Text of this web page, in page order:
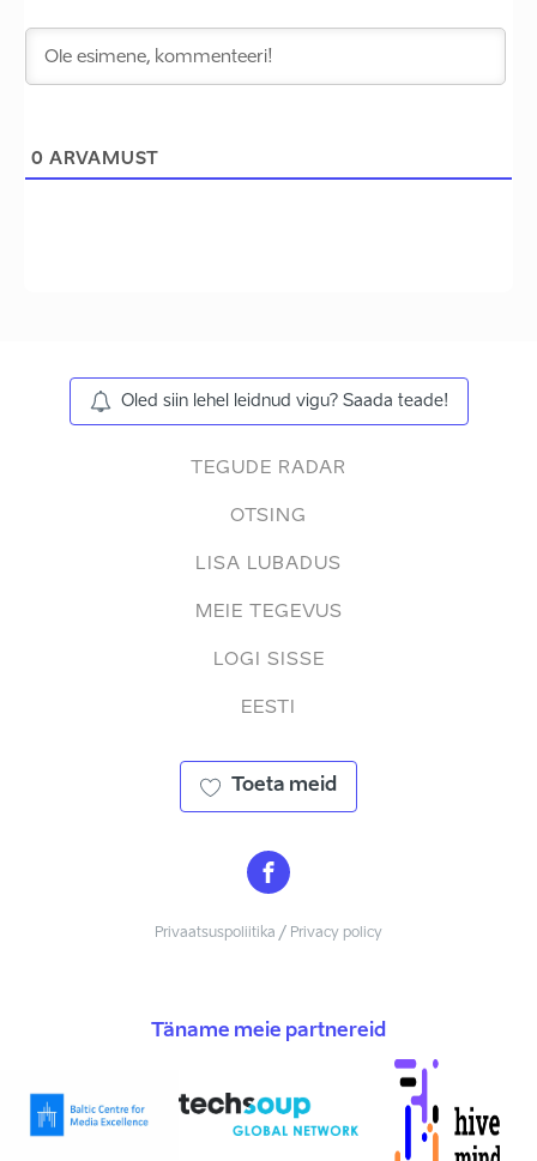
0 ARVAMUST
Oled siin lehel leidnud vigu? Saada teade!
TEGUDE RADAR
OTSING
LISA LUBADUS
MEIE TEGEVUS
LOGI SISSE
EESTI
Toeta meid
Privaatsuspoliitika / Privacy policy
Täname meie partnereid